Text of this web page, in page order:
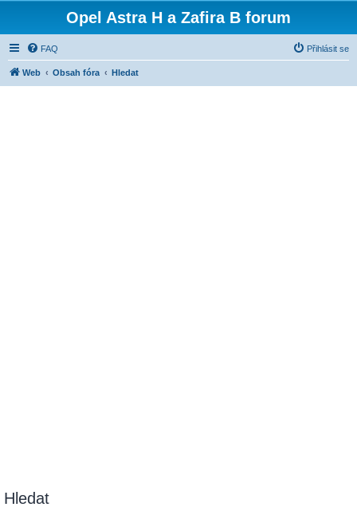
Opel Astra H a Zafira B forum
FAQ Přihlásit se
Web Obsah fóra Hledat
Hledat